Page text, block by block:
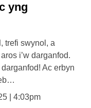
yng
trefi swynol, a
i’w darganfod.
Ac erbyn
| 4:03pm